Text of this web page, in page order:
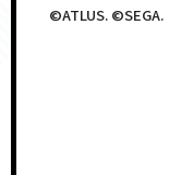
©ATLUS. ©SEGA.